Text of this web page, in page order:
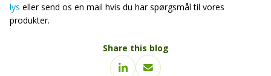
lys eller send os en mail hvis du har spørgsmål til vores
produkter.
Share this blog